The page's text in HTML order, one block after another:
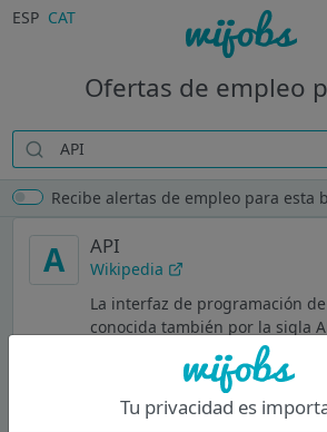
ESP CAT
Ofertas de empleo
Recibe alertas de empleo para esta
A API
Wikipedia
La interfaz de programación
conocida también por la sigla
application programming
conjunto de subrutinas,
procedimientos que ofrece
ser utilizado por otro software
Tu privacidad es